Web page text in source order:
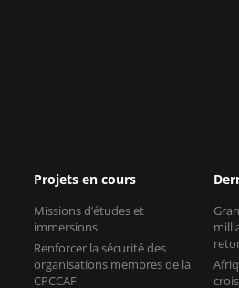
Projets en cours
Missions d’études et
immersions
Renforcer la sécurité des
organisations membres de la
CPCCAF